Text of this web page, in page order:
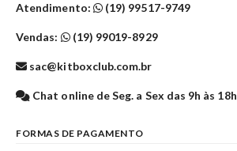
Atendimento: (19) 99517-9749
Vendas: (19) 99019-8929
sac@kitboxclub.com.br
Chat online de Seg. a Sex das 9h às 18h
FORMAS DE PAGAMENTO